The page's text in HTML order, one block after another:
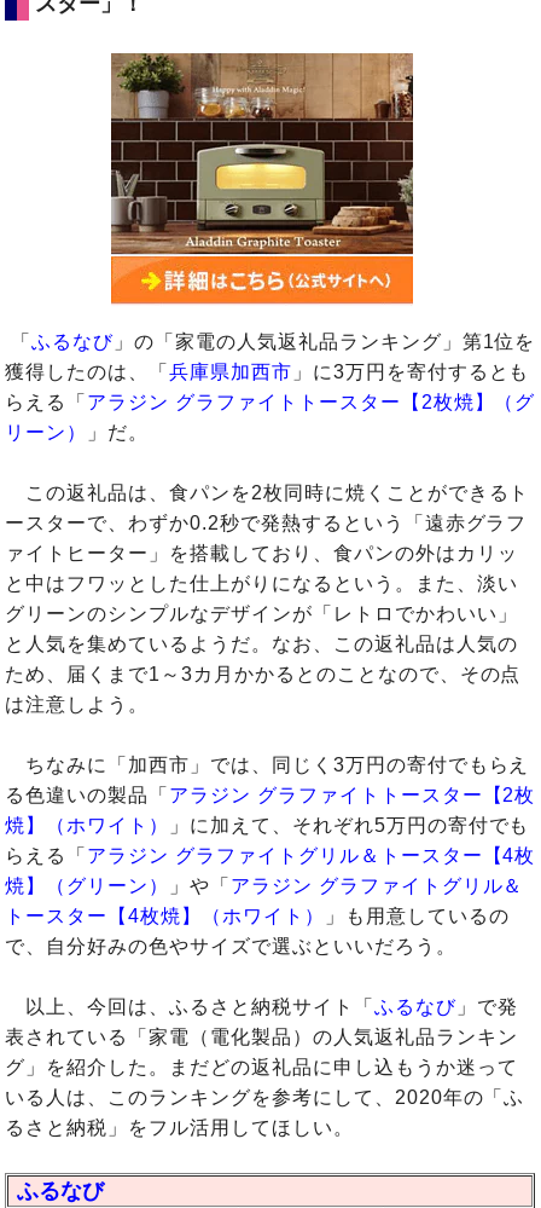
「ふるなび 」の「家電の人気返礼品ランキング」第1位を
獲得したのは、「兵庫県加西市 」に3万円を寄付するとも
らえる「 アラジン グラファイトトースター【2枚焼】（グ
リーン）
」だ。
この返礼品は、食パンを2枚同時に焼くことができるト
ースターで、わずか0.2秒で発熱するという「遠赤グラフ
ァイトヒーター」を搭載しており、食パンの外はカリッ
と中はフワッとした仕上がりになるという。また、淡い
グリーンのシンプルなデザインが「レトロでかわいい」
と人気を集めているようだ。なお、この返礼品は人気の
ため、届くまで1～3カ月かかるとのことなので、その点
は注意しよう。
ちなみに「加西市」では、同じく3万円の寄付でもらえ
る色違いの製品「 アラジン グラファイトトースター【2枚
焼】（ホワイト）
」に加えて、それぞれ5万円の寄付でも
らえる「 アラジン グラファイトグリル＆トースター【4枚
焼】（グリーン）
」や「 アラジン グラファイトグリル＆
トースター【4枚焼】（ホワイト）
」も用意しているの
で、自分好みの色やサイズで選ぶといいだろう。
以上、今回は、ふるさと納税サイト「 ふるなび」で発
表されている「家電（電化製品）の人気返礼品ランキン
グ」を紹介した。まだどの返礼品に申し込もうか迷って
いる人は、このランキングを参考にして、2020年の「ふ
るさと納税」をフル活用してほしい。
ふるなび